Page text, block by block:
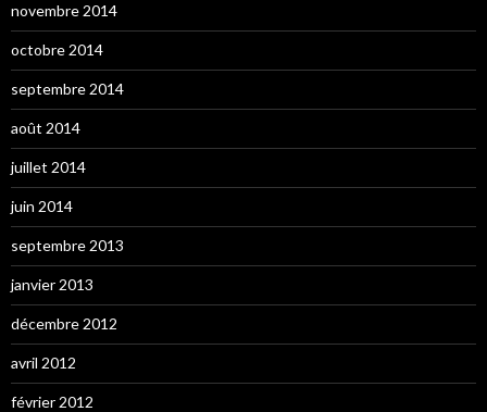
novembre 2014
octobre 2014
septembre 2014
août 2014
juillet 2014
juin 2014
septembre 2013
janvier 2013
décembre 2012
avril 2012
février 2012